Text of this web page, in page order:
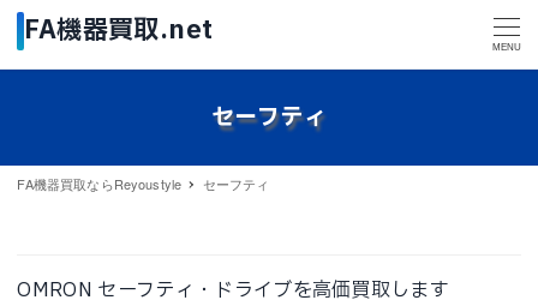
MENU
セーフティ
FA機器買取ならReyoustyle セーフティ
OMRON セーフティ・ドライブを高価買取します